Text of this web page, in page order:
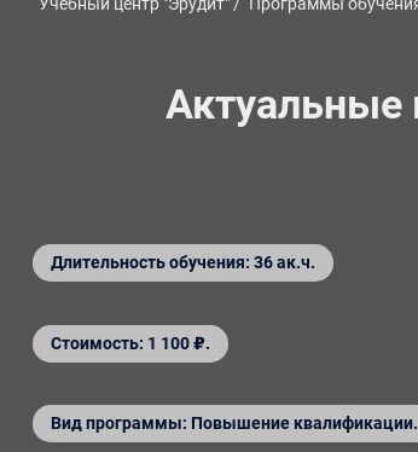
Актуальные
Длительность обучения: 36 ак.ч.
Стоимость: 1 100 ₽.
Вид программы: Повышение квалификации.